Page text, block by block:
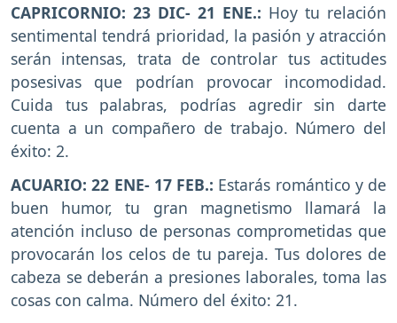
CAPRICORNIO: 23 DIC- 21 ENE.: Hoy tu relación
sentimental tendrá prioridad, la pasión y atracción
serán intensas, trata de controlar tus actitudes
posesivas que podrían provocar incomodidad.
Cuida tus palabras, podrías agredir sin darte
cuenta a un compañero de trabajo. Número del
éxito: 2.
ACUARIO: 22 ENE- 17 FEB.: Estarás romántico y de
buen humor, tu gran magnetismo llamará la
atención incluso de personas comprometidas que
provocarán los celos de tu pareja. Tus dolores de
cabeza se deberán a presiones laborales, toma las
cosas con calma. Número del éxito: 21.